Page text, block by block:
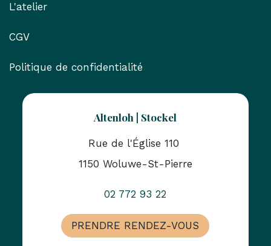
L'atelier
CGV
Politique de confidentialité
Altenloh | Stockel
Rue de l'Église 110
1150 Woluwe-St-Pierre
02 772 93 22
PRENDRE RENDEZ-VOUS